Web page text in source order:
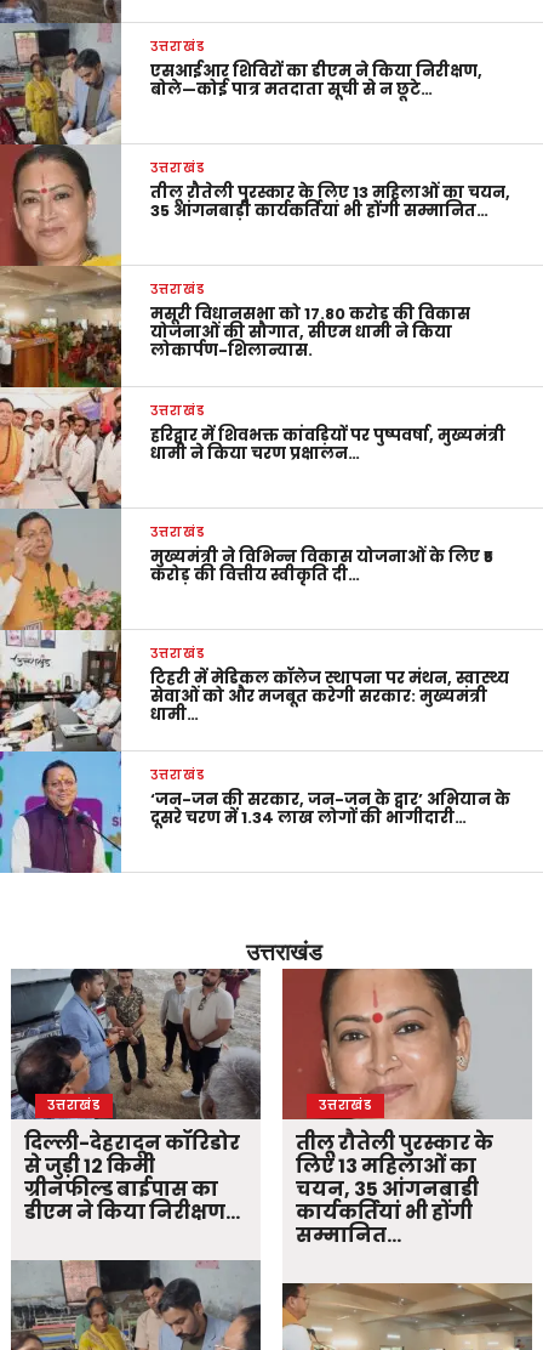
उत्तराखंड
एसआईआर शिविरों का डीएम ने किया निरीक्षण,
बोले—कोई पात्र मतदाता सूची से न छूटे…
उत्तराखंड
तीलू रौतेली पुरस्कार के लिए 13 महिलाओं का चयन,
35 आंगनबाड़ी कार्यकर्तियां भी होंगी सम्मानित…
उत्तराखंड
मसूरी विधानसभा को 17.80 करोड़ की विकास
योजनाओं की सौगात, सीएम धामी ने किया
लोकार्पण-शिलान्यास.
उत्तराखंड
हरिद्वार में शिवभक्त कांवड़ियों पर पुष्पवर्षा, मुख्यमंत्री
धामी ने किया चरण प्रक्षालन…
उत्तराखंड
मुख्यमंत्री ने विभिन्न विकास योजनाओं के लिए ₹5
करोड़ की वित्तीय स्वीकृति दी…
उत्तराखंड
टिहरी में मेडिकल कॉलेज स्थापना पर मंथन, स्वास्थ्य
सेवाओं को और मजबूत करेगी सरकार: मुख्यमंत्री
धामी…
उत्तराखंड
‘जन-जन की सरकार, जन-जन के द्वार’ अभियान के
दूसरे चरण में 1.34 लाख लोगों की भागीदारी…
उत्तराखंड
उत्तराखंड
दिल्ली-देहरादून कॉरिडोर
से जुड़ी 12 किमी
ग्रीनफील्ड बाईपास का
डीएम ने किया निरीक्षण…
उत्तराखंड
तीलू रौतेली पुरस्कार के
लिए 13 महिलाओं का
चयन, 35 आंगनबाड़ी
कार्यकर्तियां भी होंगी
सम्मानित…